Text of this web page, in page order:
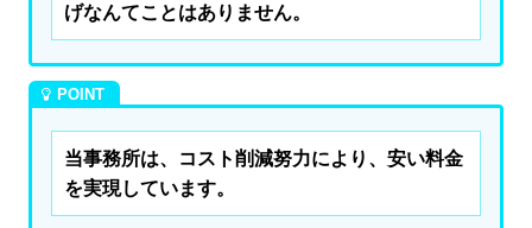
げなんてことはありません。
当事務所は、コスト削減努力により、安い料金
を実現しています。